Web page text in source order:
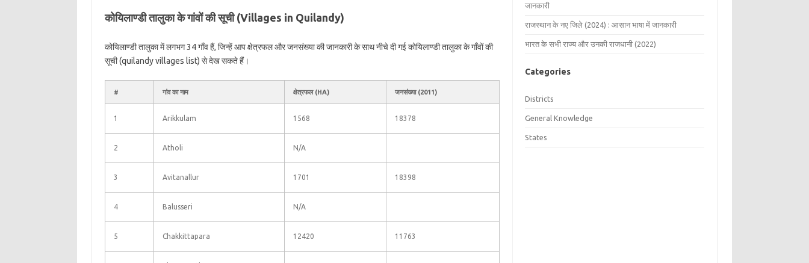
कोयिलाण्डी तालुका के गांवों की सूची (Villages in Quilandy)
कोयिलाण्डी तालुका में लगभग 34 गाँव हैं, जिन्हें आप क्षेत्रफल और जनसंख्या की जानकारी के साथ नीचे दी गई कोयिलाण्डी तालुका के गाँवों की
सूची (quilandy villages list) से देख सकते हैं।
# गांव का नाम क्षेत्रफल (HA) जनसंख्या (2011)
1 Arikkulam 1568 18378
2 Atholi N/A
3 Avitanallur 1701 18398
4 Balusseri N/A
5 Chakkittapara 12420 11763
जानकारी
राजस्थान के नए जिले (2024) : आसान भाषा में जानकारी
भारत के सभी राज्य और उनकी राजधानी (2022)
Categories
Districts
General Knowledge
States